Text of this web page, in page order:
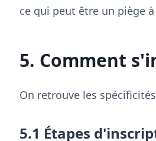
ce qui peut être un piège
5. Comment
On retrouve les
5.1 Étapes